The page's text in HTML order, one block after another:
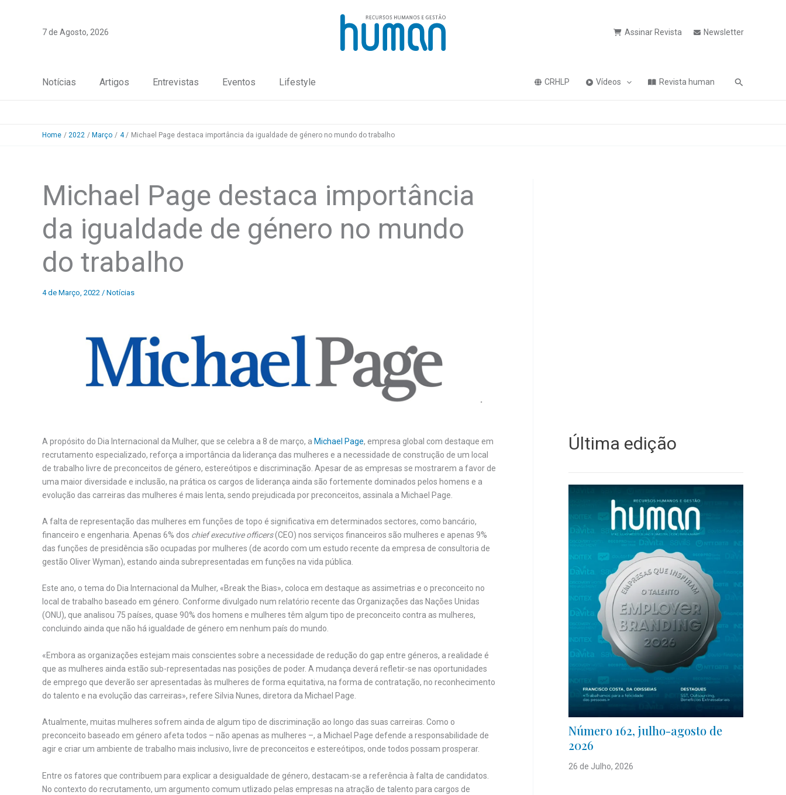
7 de Agosto, 2026 Assinar Revista Newsletter
Notícias Artigos Entrevistas Eventos Lifestyle CRHLP Vídeos Revista human Pesquisa
Home 2022 Março 4 Michael Page destaca importância da igualdade de género no mundo do trabalho
Michael Page destaca importância
da igualdade de género no mundo
do trabalho
4 de Março, 2022 / Notícias
A propósito do Dia Internacional da Mulher, que se celebra a 8 de março, a Michael Page, empresa global com destaque em
recrutamento especializado, reforça a importância da liderança das mulheres e a necessidade de construção de um local
de trabalho livre de preconceitos de género, estereótipos e discriminação. Apesar de as empresas se mostrarem a favor de
uma maior diversidade e inclusão, na prática os cargos de liderança ainda são fortemente dominados pelos homens e a
evolução das carreiras das mulheres é mais lenta, sendo prejudicada por preconceitos, assinala a Michael Page.
A falta de representação das mulheres em funções de topo é significativa em determinados sectores, como bancário,
financeiro e engenharia. Apenas 6% dos chief executive officers(CEO) nos serviços financeiros são mulheres e apenas 9%
das funções de presidência são ocupadas por mulheres (de acordo com um estudo recente da empresa de consultoria de
gestão Oliver Wyman), estando ainda subrepresentadas em funções na vida pública.
Este ano, o tema do Dia Internacional da Mulher, «Break the Bias», coloca em destaque as assimetrias e o preconceito no
local de trabalho baseado em género. Conforme divulgado num relatório recente das Organizações das Nações Unidas
(ONU), que analisou 75 países, quase 90% dos homens e mulheres têm algum tipo de preconceito contra as mulheres,
concluindo ainda que não há igualdade de género em nenhum país do mundo.
«Embora as organizações estejam mais conscientes sobre a necessidade de redução do gap entre géneros, a realidade é
que as mulheres ainda estão sub-representadas nas posições de poder. A mudança deverá refletir-se nas oportunidades
de emprego que deverão ser apresentadas às mulheres de forma equitativa, na forma de contratação, no reconhecimento
do talento e na evolução das carreiras», refere Silvia Nunes, diretora da Michael Page.
Atualmente, muitas mulheres sofrem ainda de algum tipo de discriminação ao longo das suas carreiras. Como o
preconceito baseado em género afeta todos – não apenas as mulheres –, a Michael Page defende a responsabilidade de
agir e criar um ambiente de trabalho mais inclusivo, livre de preconceitos e estereótipos, onde todos possam prosperar.
Entre os fatores que contribuem para explicar a desigualdade de género, destacam-se a referência à falta de candidatos.
No contexto do recrutamento, um argumento comum utlizado pelas empresas na atração de talento para cargos de
Última edição
Número 162, julho-agosto de
2026
26 de Julho, 2026